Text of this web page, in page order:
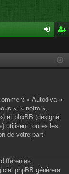
cri
« Autodiva »
», « notre »,
et phpBB (désigné
utilisent toutes les
de votre part
phpBB génèrera